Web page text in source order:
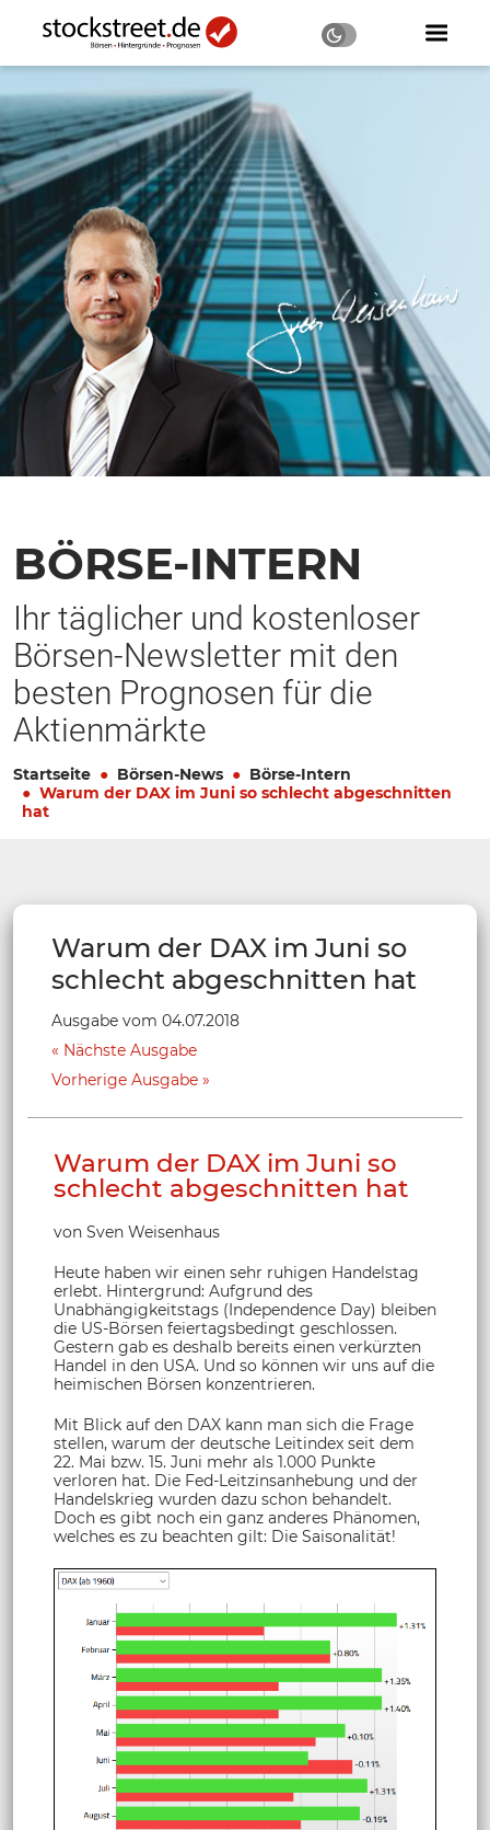
BÖRSE-INTERN
Ihr täglicher und kostenloser
Börsen-Newsletter mit den
besten Prognosen für die
Aktienmärkte
Startseite Börsen-News
Börse-Intern
Warum der DAX im Juni so schlecht abgeschnitten
hat
Warum der DAX im Juni so
schlecht abgeschnitten hat
Ausgabe vom 04.07.2018
Nächste Ausgabe
Vorherige Ausgabe
Warum der DAX im Juni so
schlecht abgeschnitten hat
von Sven Weisenhaus
Heute haben wir einen sehr ruhigen Handelstag
erlebt. Hintergrund: Aufgrund des
Unabhängigkeitstags (Independence Day) bleiben
die US-Börsen feiertagsbedingt geschlossen.
Gestern gab es deshalb bereits einen verkürzten
Handel in den USA. Und so können wir uns auf die
heimischen Börsen konzentrieren.
Mit Blick auf den DAX kann man sich die Frage
stellen, warum der deutsche Leitindex seit dem
22. Mai bzw. 15. Juni mehr als 1.000 Punkte
verloren hat. Die Fed-Leitzinsanhebung und der
Handelskrieg wurden dazu schon behandelt.
Doch es gibt noch ein ganz anderes Phänomen,
welches es zu beachten gilt: Die Saisonalität!